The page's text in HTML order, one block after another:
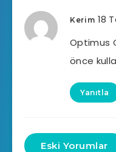
Kerim 18
Optimus
önce
Yanıtla
Eski Yorumlar